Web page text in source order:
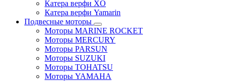
Катера верфи XO
Катера верфи Yamarin
Подвесные моторы
Моторы MARINE ROCKET
Моторы MERCURY
Моторы PARSUN
Моторы SUZUKI
Моторы TOHATSU
Моторы YAMAHA